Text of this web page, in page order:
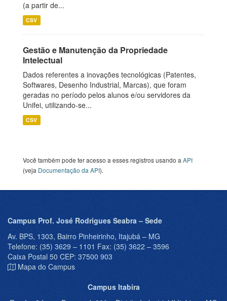
(a partir de...
CSV
Gestão e Manutenção da Propriedade
Intelectual
Dados referentes a inovações tecnológicas (Patentes,
Softwares, Desenho Industrial, Marcas), que foram
geradas no período pelos alunos e/ou servidores da
Unifei, utilizando-se...
CSV
Você também pode ter acesso a esses registros usando a API
(veja Documentação da API).
Campus Prof. José Rodrigues Seabra – Sede
Av. BPS, 1303, Bairro Pinheirinho, Itajubá – MG
Telefone: (35) 3629 – 1101 Fax: (35) 3622 – 3596
Caixa Postal 50 CEP: 37500 903
Mapa do Campus
Campus Itabira